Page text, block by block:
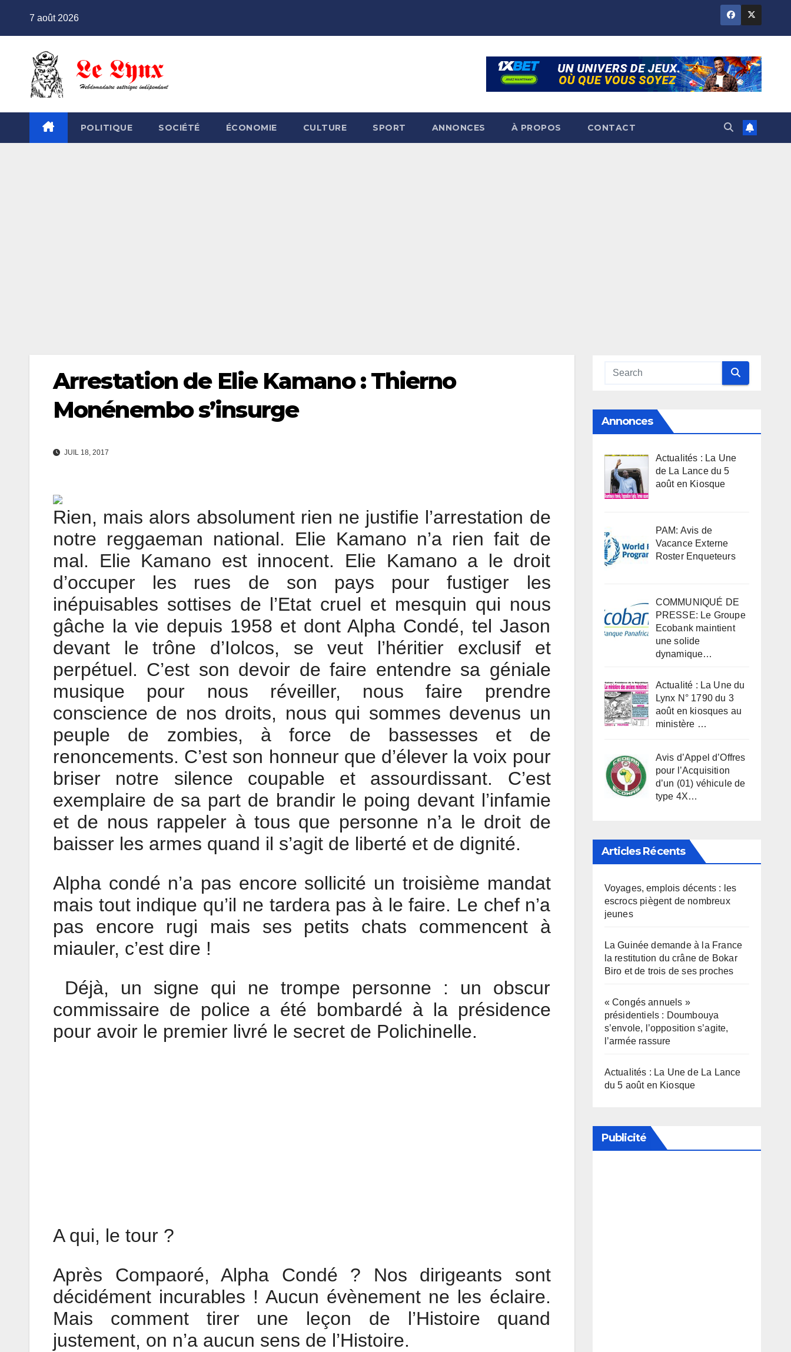
7 août 2026
POLITIQUE SOCIÉTÉ ÉCONOMIE CULTURE SPORT ANNONCES À PROPOS CONTACT
Arrestation de Elie Kamano : Thierno
Monénembo s’insurge
JUIL 18, 2017
Rien, mais alors absolument rien ne justifie l’arrestation de
notre reggaeman national. Elie Kamano n’a rien fait de
mal. Elie Kamano est innocent. Elie Kamano a le droit
d’occuper les rues de son pays pour fustiger les
inépuisables sottises de l’Etat cruel et mesquin qui nous
gâche la vie depuis 1958 et dont Alpha Condé, tel Jason
devant le trône d’Iolcos, se veut l’héritier exclusif et
perpétuel. C’est son devoir de faire entendre sa géniale
musique pour nous réveiller, nous faire prendre
conscience de nos droits, nous qui sommes devenus un
peuple de zombies, à force de bassesses et de
renoncements. C’est son honneur que d’élever la voix pour
briser notre silence coupable et assourdissant. C’est
exemplaire de sa part de brandir le poing devant l’infamie
et de nous rappeler à tous que personne n’a le droit de
baisser les armes quand il s’agit de liberté et de dignité.
Alpha condé n’a pas encore sollicité un troisième mandat
mais tout indique qu’il ne tardera pas à le faire. Le chef n’a
pas encore rugi mais ses petits chats commencent à
miauler, c’est dire !
Déjà, un signe qui ne trompe personne : un obscur
commissaire de police a été bombardé à la présidence
pour avoir le premier livré le secret de Polichinelle.
A qui, le tour ?
Après Compaoré, Alpha Condé ? Nos dirigeants sont
décidément incurables ! Aucun évènement ne les éclaire.
Mais comment tirer une leçon de l’Histoire quand
justement, on n’a aucun sens de l’Histoire.
Annonces
Actualités : La Une
de La Lance du 5
août en Kiosque
PAM: Avis de
Vacance Externe
Roster Enqueteurs
COMMUNIQUÉ DE
PRESSE: Le Groupe
Ecobank maintient
une solide
dynamique…
Actualité : La Une du
Lynx N° 1790 du 3
août en kiosques au
ministère …
Avis d’Appel d’Offres
pour l’Acquisition
d’un (01) véhicule de
type 4X…
Articles Récents
Voyages, emplois décents : les
escrocs piègent de nombreux
jeunes
La Guinée demande à la France
la restitution du crâne de Bokar
Biro et de trois de ses proches
« Congés annuels »
présidentiels : Doumbouya
s’envole, l’opposition s’agite,
l’armée rassure
Actualités : La Une de La Lance
du 5 août en Kiosque
Publicité